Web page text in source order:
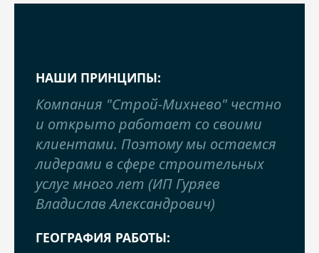
НАШИ ПРИНЦИПЫ:
Компания "Строй-Михнево" честно
и открыто работает со своими
клиентами. Поэтому мы остаемся
лидерами в сфере строительных
услуг много лет (ИП Гуряев
Владислав Александрович)
ГЕОГРАФИЯ РАБОТЫ: